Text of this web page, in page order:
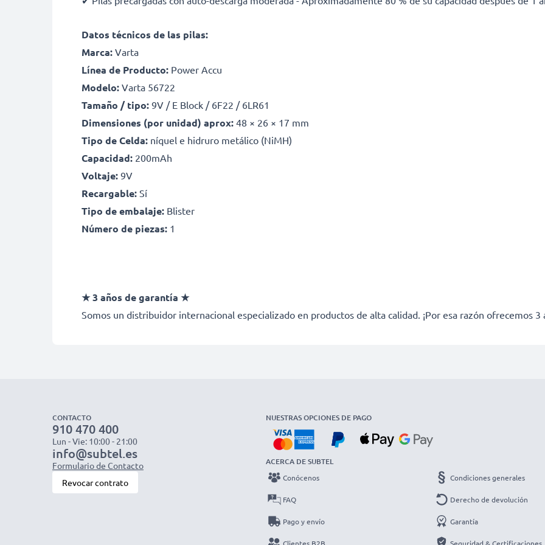
Datos técnicos de las pilas:
Marca: Varta
Línea de Producto: Power Accu
Modelo: Varta 56722
Tamaño / tipo: 9V / E Block / 6F22 / 6LR61
Dimensiones (por unidad) aprox: 48 × 26 × 17 mm
Tipo de Celda: níquel e hidruro metálico (NiMH)
Capacidad: 200mAh
Voltaje: 9V
Recargable: Sí
Tipo de embalaje: Blister
Número de piezas: 1
★ 3 años de garantía ★
Somos un distribuidor internacional especializado en productos de alta calidad. ¡Por esa razón ofrecemos 3
CONTACTO
910 470 400
Lun - Vie: 10:00 - 21:00
info@subtel.es
Formulario de Contacto
Revocar contrato
NUESTRAS OPCIONES DE PAGO
ACERCA DE SUBTEL
Conócenos
FAQ
Pago y envío
Condiciones generales
Derecho de devolución
Garantía